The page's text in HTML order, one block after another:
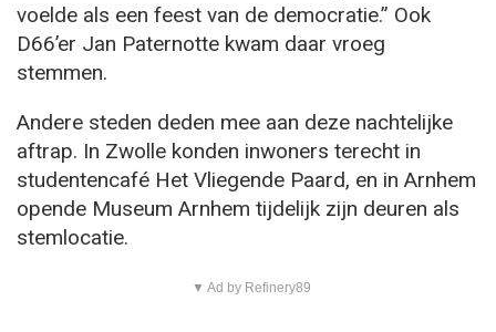
voelde als een feest van de democratie.” Ook
D66’er Jan Paternotte kwam daar vroeg
stemmen.
Andere steden deden mee aan deze nachtelijke
aftrap. In Zwolle konden inwoners terecht in
studentencafé Het Vliegende Paard, en in Arnhem
opende Museum Arnhem tijdelijk zijn deuren als
stemlocatie.
▼ Ad by Refinery89